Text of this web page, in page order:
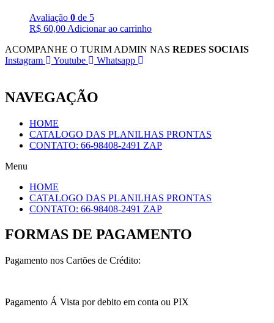
Avaliação 0 de 5
R$ 60,00 Adicionar ao carrinho
ACOMPANHE O TURIM ADMIN NAS REDES SOCIAIS
Instagram
Youtube Whatsapp
NAVEGAÇÃO
HOME
CATALOGO DAS PLANILHAS PRONTAS
CONTATO: 66-98408-2491 ZAP
Menu
HOME
CATALOGO DAS PLANILHAS PRONTAS
CONTATO: 66-98408-2491 ZAP
FORMAS DE PAGAMENTO
Pagamento nos Cartões de Crédito:
Pagamento Á Vista por debito em conta ou PIX